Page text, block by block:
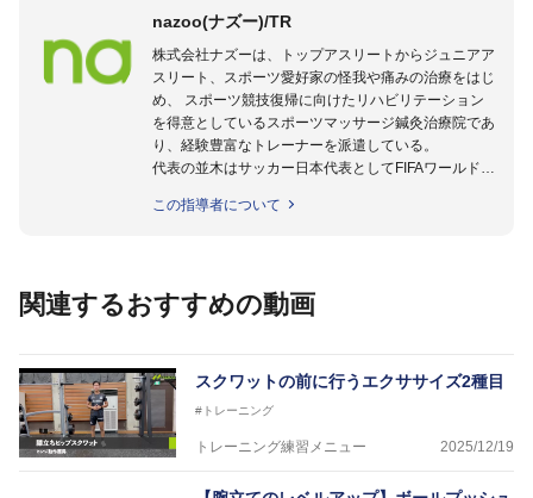
nazoo(ナズー)/TR
株式会社ナズーは、トップアスリートからジュニアア
スリート、スポーツ愛好家の怪我や痛みの治療をはじ
め、 スポーツ競技復帰に向けたリハビリテーション
を得意としているスポーツマッサージ鍼灸治療院であ
り、経験豊富なトレーナーを派遣している。
代表の並木はサッカー日本代表としてFIFAワールドカ
のほかU-23日本代表のアスレティックトレーナーと
世代のサッカーを中心に、WJBL、社会人ラグビー、
を派遣している。
さらには講演会やセミナー、専門学校などの教育機関
に講師を派遣するなど後進育成にも力を入れている。
「一人一人の健康な人生をサポートする」を企業理念
として掲げ、世の中の人々の『健康』をあらゆる方向
からサポートし、一人一人の「楽しく、豊かに、生き
この指導者について
関連するおすすめの動画
スクワットの前に行うエクササイズ2種目
#トレーニング
トレーニング練習メニュー 2025/12/19